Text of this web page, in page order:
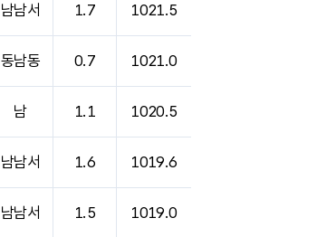
남남서 1.7 1021.5
동남동 0.7 1021.0
남 1.1 1020.5
남남서 1.6 1019.6
남남서 1.5 1019.0